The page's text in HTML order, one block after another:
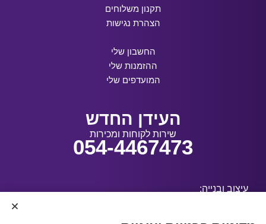
תקנון משלוחים
הצהרת נגישות
החשבון שלי
ההזמנות שלי
המועדפים שלי
העידן החדש
שירות לקוחות ומכירות
054-4467473
עיצוב ובנייה: